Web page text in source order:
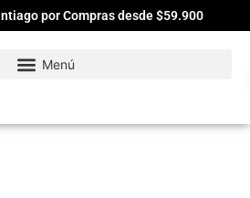
por Compras desde $59.900